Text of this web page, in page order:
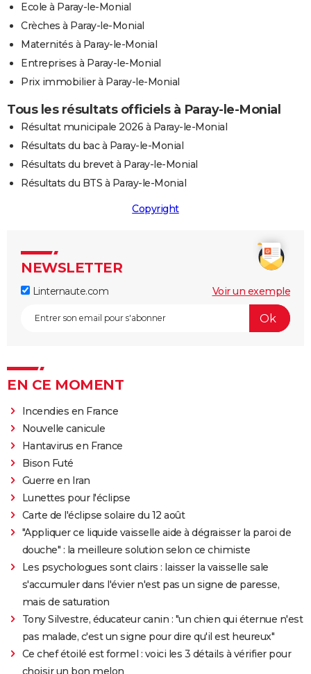
Ecole à Paray-le-Monial
Crèches à Paray-le-Monial
Maternités à Paray-le-Monial
Entreprises à Paray-le-Monial
Prix immobilier à Paray-le-Monial
Tous les résultats officiels à Paray-le-Monial
Résultat municipale 2026 à Paray-le-Monial
Résultats du bac à Paray-le-Monial
Résultats du brevet à Paray-le-Monial
Résultats du BTS à Paray-le-Monial
Copyright
NEWSLETTER
Linternaute.com Voir un exemple
EN CE MOMENT
Incendies en France
Nouvelle canicule
Hantavirus en France
Bison Futé
Guerre en Iran
Lunettes pour l'éclipse
Carte de l'éclipse solaire du 12 août
"Appliquer ce liquide vaisselle aide à dégraisser la paroi de
douche" : la meilleure solution selon ce chimiste
Les psychologues sont clairs : laisser la vaisselle sale
s'accumuler dans l'évier n'est pas un signe de paresse,
mais de saturation
Tony Silvestre, éducateur canin : "un chien qui éternue n'est
pas malade, c'est un signe pour dire qu'il est heureux"
Ce chef étoilé est formel : voici les 3 détails à vérifier pour
choisir un bon melon